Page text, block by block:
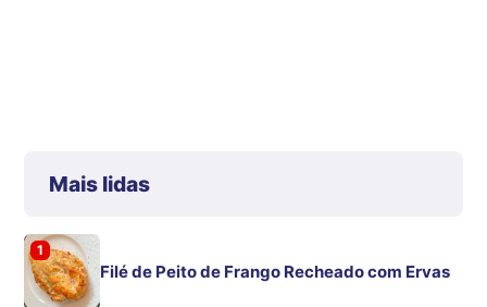
Mais lidas
1
Filé de Peito de Frango Recheado com Ervas